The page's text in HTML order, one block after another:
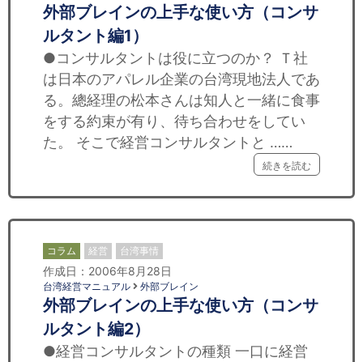
外部ブレインの上手な使い方（コンサ
ルタント編1）
●コンサルタントは役に立つのか？ Ｔ社
は日本のアパレル企業の台湾現地法人であ
る。總経理の松本さんは知人と一緒に食事
をする約束が有り、待ち合わせをしてい
た。 そこで経営コンサルタントと ……
続きを読む
コラム 経営 台湾事情
作成日：2006年8月28日
台湾経営マニュアル 外部ブレイン
外部ブレインの上手な使い方（コンサ
ルタント編2）
●経営コンサルタントの種類 一口に経営